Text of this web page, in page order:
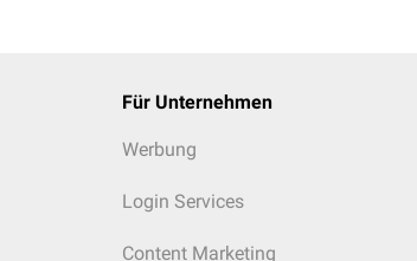
Für Unternehmen
Werbung
Login Services
Content Marketing